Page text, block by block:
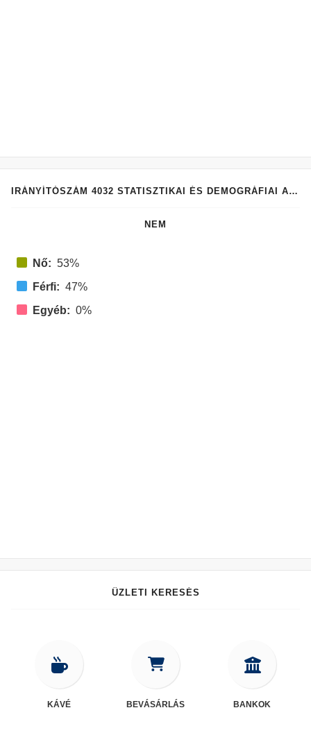
IRÁNYÍTÓSZÁM 4032 STATISZTIKAI ÉS DEMOGRÁFIAI ADATAI
NEM
Nő: 53%
Férfi: 47%
Egyéb: 0%
ÜZLETI KERESÉS
KÁVÉ BEVÁSÁRLÁS BANKOK